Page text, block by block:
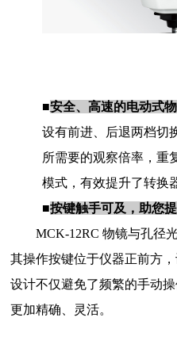
■安全、高速的电动式
设有前进、后退两档切
所需要的观察倍率，重
模式，有效提升了转换
■按键触手可及，助您
MCK-12RC 物镜与孔径
其操作按键位于仪器正前方
设计不仅避免了频繁的手动
更加精确、灵活。